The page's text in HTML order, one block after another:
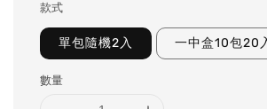
款式
單包隨機2入 一中盒10包20
數量